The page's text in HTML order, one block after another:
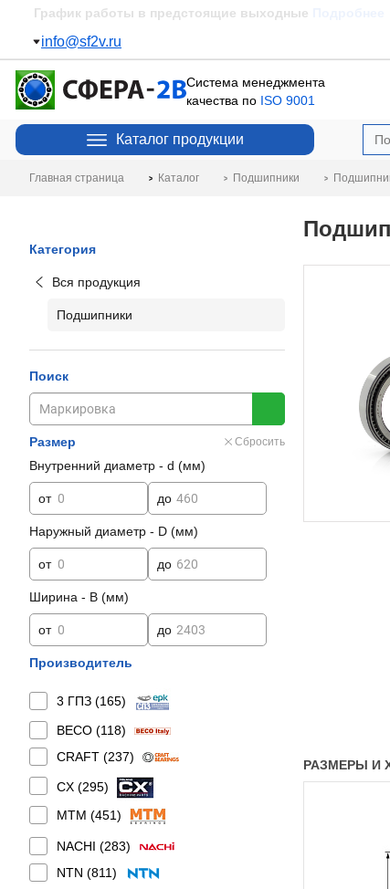
Пополнение складаПодробнее
info@sf2v.ru
Система менеджмента
качества по ISO 9001
Каталог продукции
Главная страница Каталог Подшипники
Категория
Вся продукция
Подшипники
Поиск
Размер Сбросить
Внутренний диаметр - d (мм)
от до
Наружный диаметр - D (мм)
от до
Ширина - B (мм)
от до
Производитель
3 ГПЗ (165)
BECO (118)
CRAFT (237)
CX (295)
MTM (451)
NACHI (283)
NTN (811)
РАЗМЕРЫ И